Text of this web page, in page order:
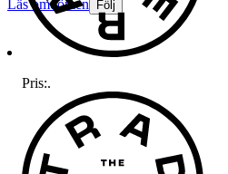
Läs omdömen Följ
Pris:.